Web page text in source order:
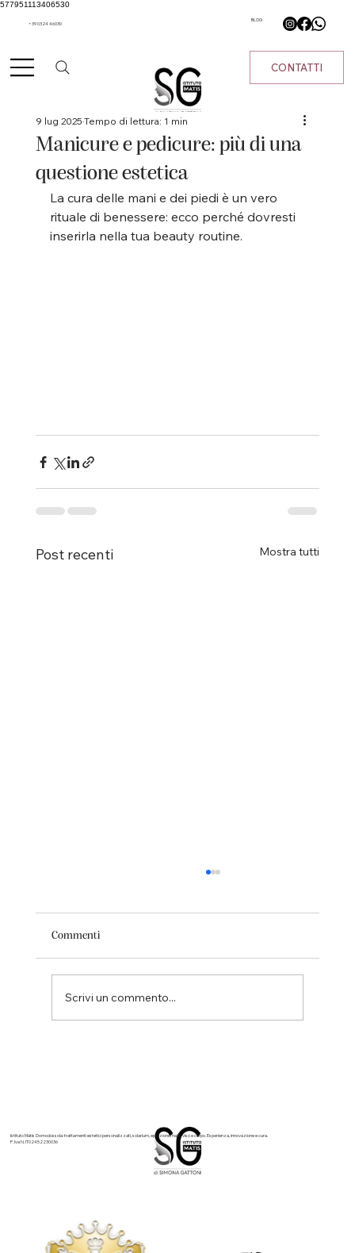
577951113406530
+39 0324 46030
BLOG
CONTATTI
Manicure e pedicure: più di una
questione estetica
9 lug 2025Tempo di lettura: 1 min
La cura delle mani e dei piedi è un vero
rituale di benessere: ecco perché dovresti
inserirla nella tua beauty routine.
Post recenti Mostra tutti
Commenti
Scrivi un commento...
Istituto Matis Domodossola: trattamenti estetici personalizzati, solarium, epilazione, nails, viso e corpo. Esperienza, innovazione e cura.
P. Iva N. IT02452230036